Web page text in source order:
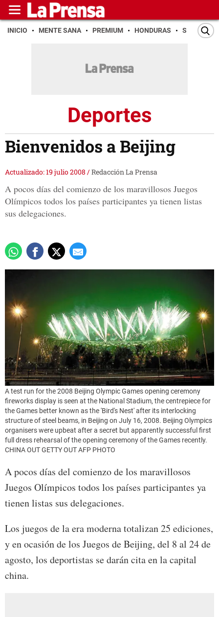
INICIO MENTE SANA PREMIUM HONDURAS SAN PEDRO
Deportes
Bienvenidos a Beijing
Actualizado: 19 julio 2008 /Redacción La Prensa
A pocos días del comienzo de los maravillosos Juegos
Olímpicos todos los países participantes ya tienen listas
sus delegaciones.
A test run for the 2008 Beijing Olympic Games opening ceremony
fireworks display is seen at the National Stadium, the centrepiece for
the Games better known as the 'Bird's Nest' after its interlocking
structure of steel beams, in Beijing on July 16, 2008. Beijing Olympics
organisers were upbeat after a secret but apparently successful first
full dress rehearsal of the opening ceremony of the Games recently.
CHINA OUT GETTY OUT AFP PHOTO
A pocos días del comienzo de los maravillosos
Juegos Olímpicos todos los países participantes ya
tienen listas sus delegaciones.
Los juegos de la era moderna totalizan 25 ediciones,
y en ocasión de los Juegos de Beijing, del 8 al 24 de
agosto, los deportistas se darán cita en la capital
china.